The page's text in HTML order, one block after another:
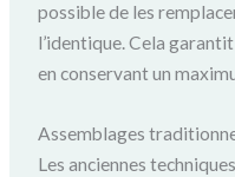
possible de les
l’identique. Cela
en conservant un
Assemblages
Les anciennes